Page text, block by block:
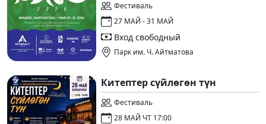
Фестиваль
27 МАЙ - 31 МАЙ
Вход свободный
Парк им. Ч. Айтматова
Китептер сүйлөгөн түн
Фестиваль
28 МАЙ ЧТ 17:00